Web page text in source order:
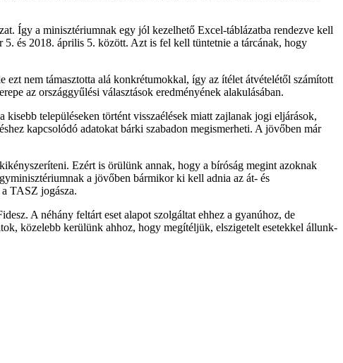
Így a minisztériumnak egy jól kezelhető Excel-táblázatba rendezve kell
és 2018. április 5. között. Azt is fel kell tüntetnie a tárcának, hogy
nem támasztotta alá konkrétumokkal, így az ítélet átvételétől számított
az országgyűlési választások eredményének alakulásában.
településeken történt visszaélések miatt zajlanak jogi eljárások,
kapcsolódó adatokat bárki szabadon megismerheti. A jövőben már
Ezért is örülünk annak, hogy a bíróság megint azoknak
a jövőben bármikor ki kell adnia az át- és
TASZ jogásza.
A néhány feltárt eset alapot szolgáltat ehhez a gyanúhoz, de
közelebb kerülünk ahhoz, hogy megítéljük, elszigetelt esetekkel állunk-